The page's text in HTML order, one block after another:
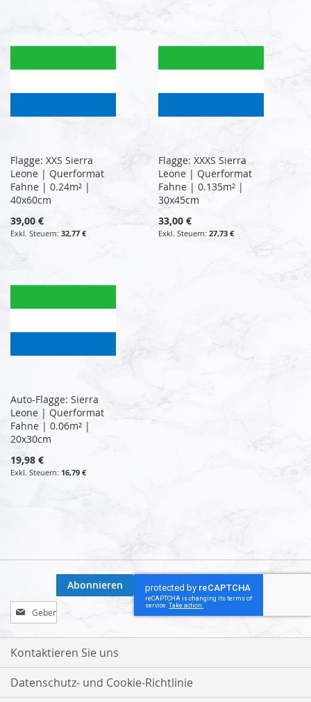
Flagge: XXS Sierra
Leone | Querformat
Fahne | 0.24m² |
40x60cm
39,00 €
32,77 €
Flagge: XXXS Sierra
Leone | Querformat
Fahne | 0.135m² |
30x45cm
33,00 €
27,73 €
Auto-Flagge: Sierra
Leone | Querformat
Fahne | 0.06m² |
20x30cm
19,98 €
16,79 €
Melden
Sie
sich
für
Newsletter
an:
Abonnieren
Kontaktieren Sie uns
Datenschutz- und Cookie-Richtlinie